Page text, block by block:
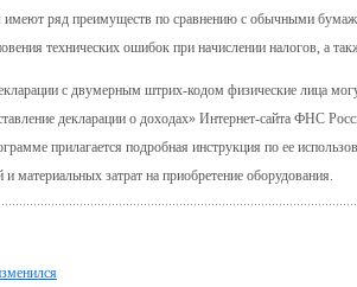
имеют ряд преимуществ по сравнению с обычными
технических ошибок при начислении налогов, а
с двумерным штрих-кодом физические лица
декларации о доходах» Интернет-сайта ФНС
прилагается подробная инструкция по ее
материальных затрат на приобретение оборудования.